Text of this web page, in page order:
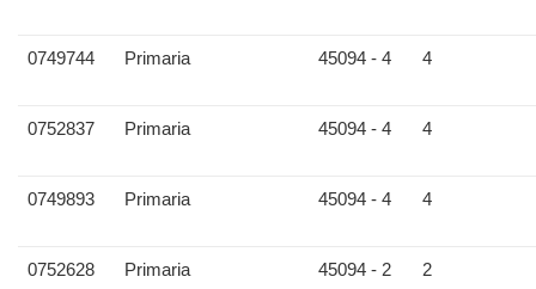
0749744 Primaria 45094 - 4 4
0752837 Primaria 45094 - 4 4
0749893 Primaria 45094 - 4 4
0752628 Primaria 45094 - 2 2